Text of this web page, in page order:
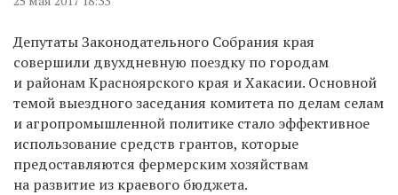
Депутаты Законодательного Собрания края
совершили двухдневную поездку по городам
и районам Красноярского края и Хакасии. Основной
темой выездного заседания комитета по делам селам
и агропромышленной политике стало эффективное
использование средств грантов, которые
предоставляются фермерским хозяйствам
на развитие из краевого бюджета.